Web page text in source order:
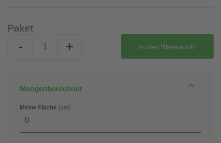
Paket
- + In den Warenkorb
Mengenberechner
Meine Fläche (qm)